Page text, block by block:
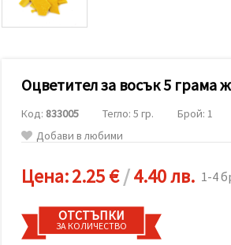
и реклами,
включително
с помощта
маркетинг.
Можеш да
съгласиш
всички
"бисквитки"
натиснеш
"Приеми
всички!"
Оцветител за восък 5 грама
Код: 833005 Тегло: 5 гр.
Брой: 1
Добави в любими
Цена:2.25 €/4.40 лв. 1-4
ОТСТЪПКИ
ЗА КОЛИЧЕСТВО